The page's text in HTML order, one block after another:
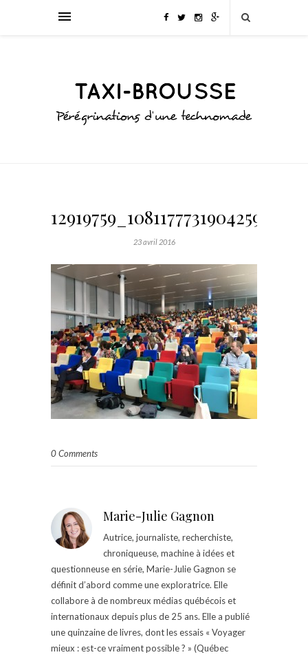
23 avril 2016
0 Comments
Marie-Julie Gagnon
Autrice, journaliste, recherchiste,
chroniqueuse, machine à idées et
questionneuse en série, Marie-Julie Gagnon se
définit d’abord comme une exploratrice. Elle
collabore à de nombreux médias québécois et
internationaux depuis plus de 25 ans. Elle a publié
une quinzaine de livres, dont les essais « Voyager
mieux : est-ce vraiment possible ? » (Québec